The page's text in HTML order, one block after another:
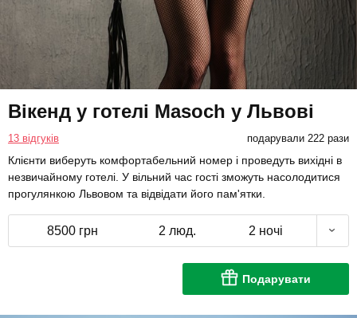
Вікенд у готелі Masoch у Львові
13 відгуків подарували 222 рази
Клієнти виберуть комфортабельний номер і проведуть вихідні в
незвичайному готелі. У вільний час гості зможуть насолодитися
прогулянкою Львовом та відвідати його пам'ятки.
8500 грн 2 люд. 2 ночі
Подарувати